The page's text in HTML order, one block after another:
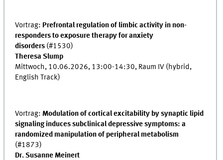
Vortrag: Prefrontal regulation of limbic activity in non-
responders to exposure therapy for anxiety
disorders (#1530)
Theresa Slump
Mittwoch, 10.06.2026, 13:00-14:30, Raum IV (hybrid,
English Track)
Vortrag:Modulation of cortical excitability by synaptic lipid
signaling induces subclinical depressive symptoms: a
randomized manipulation of peripheral metabolism
(#1873)
Dr. Susanne Meinert